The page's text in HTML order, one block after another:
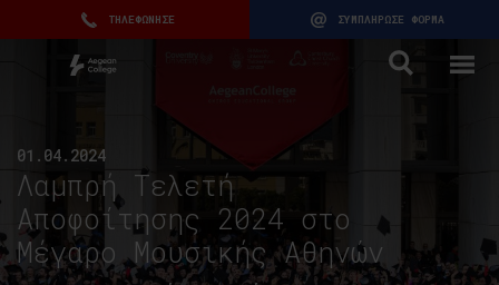
ΤΗΛΕΦΩΝΗΣΕ ΣΥΜΠΛΗΡΩΣΕ ΦΟΡΜΑ
01.04.2024
Λαμπρή Τελετή
Αποφοίτησης 2024 στο
Μέγαρο Μουσικής Αθηνών